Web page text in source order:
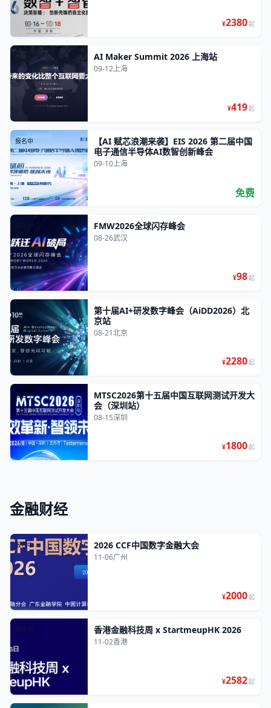
¥2380起
报名中 AI Maker Summit 2026 上海站
09-12上海
¥419起
报名中
【AI 赋芯浪潮来袭】EIS 2026 第二届中国
电子通信半导体AI数智创新峰会
09-10上海
免费
FMW2026全球闪存峰会
08-26武汉
¥98起
报名中
第十届AI+研发数字峰会（AiDD2026）北
京站
08-21北京
¥2280起
报名中
MTSC2026第十五届中国互联网测试开发大
会（深圳站）
08-15深圳
¥1800起
金融财经
报名中 2026 CCF中国数字金融大会
11-06广州
¥2000起
报名中 香港金融科技周 x StartmeupHK 2026
11-02香港
¥2582起